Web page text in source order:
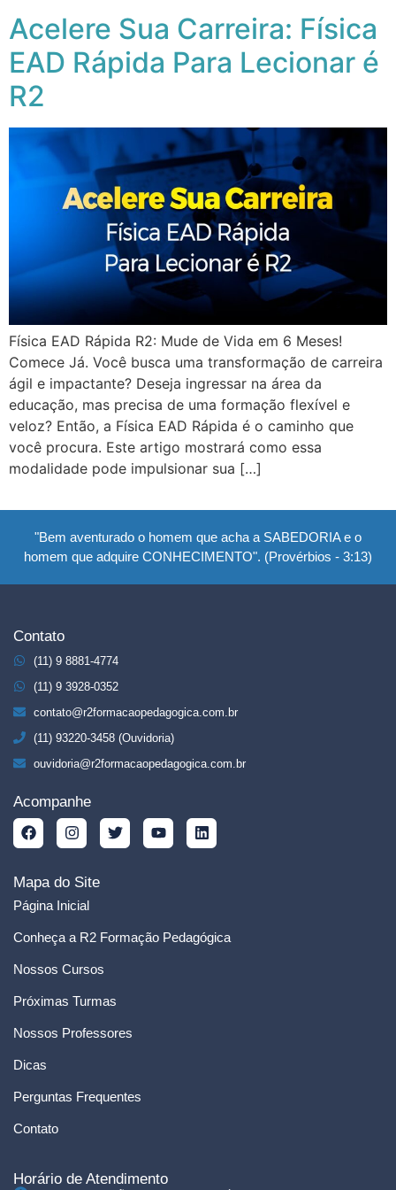
Acelere Sua Carreira: Física
EAD Rápida Para Lecionar é
R2
Física EAD Rápida R2: Mude de Vida em 6 Meses!
Comece Já. Você busca uma transformação de carreira
ágil e impactante? Deseja ingressar na área da
educação, mas precisa de uma formação flexível e
veloz? Então, a Física EAD Rápida é o caminho que
você procura. Este artigo mostrará como essa
modalidade pode impulsionar sua […]
"Bem aventurado o homem que acha a SABEDORIA e o
homem que adquire CONHECIMENTO". (Provérbios - 3:13)
Contato
(11) 9 8881-4774
(11) 9 3928-0352
contato@r2formacaopedagogica.com.br
(11) 93220-3458 (Ouvidoria)
ouvidoria@r2formacaopedagogica.com.br
Acompanhe
Mapa do Site
Página Inicial
Conheça a R2 Formação Pedagógica
Nossos Cursos
Próximas Turmas
Nossos Professores
Dicas
Perguntas Frequentes
Contato
Horário de Atendimento